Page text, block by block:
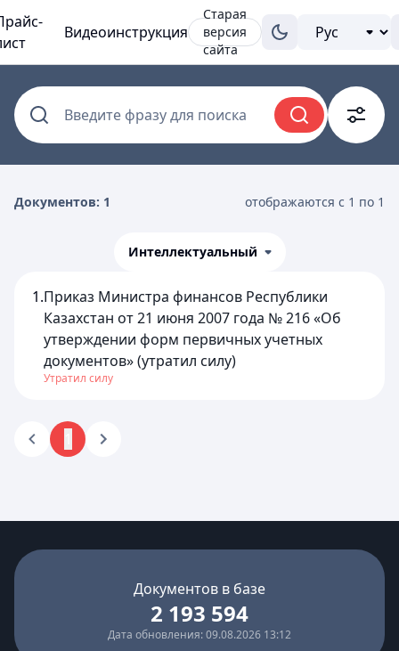
Видеоинструкция
Старая
версия
сайта
Введите фразу для поиска
Документов: 1 отображаются с 1 по 1
Интеллектуальный
1.Приказ Министра финансов Республики
Казахстан от 21 июня 2007 года № 216 «Об
утверждении форм первичных учетных
документов» (утратил силу)
Утратил силу
Документов в базе
2 193 594
Дата обновления: 09.08.2026 13:12